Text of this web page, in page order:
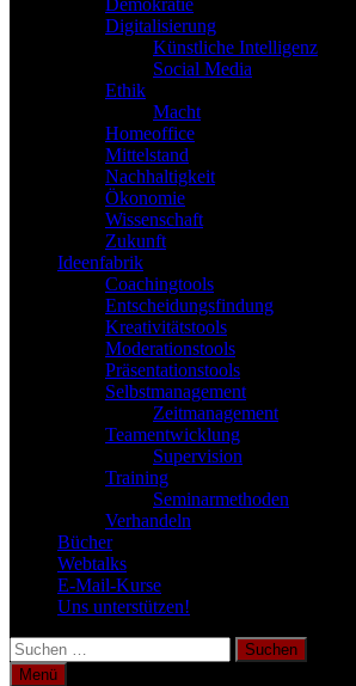
Demokratie
Digitalisierung
Künstliche Intelligenz
Social Media
Ethik
Macht
Homeoffice
Mittelstand
Nachhaltigkeit
Ökonomie
Wissenschaft
Zukunft
Ideenfabrik
Coachingtools
Entscheidungsfindung
Kreativitätstools
Moderationstools
Präsentationstools
Selbstmanagement
Zeitmanagement
Teamentwicklung
Supervision
Training
Seminarmethoden
Verhandeln
Bücher
Webtalks
E-Mail-Kurse
Uns unterstützen!
Suchen
nach:
Menü